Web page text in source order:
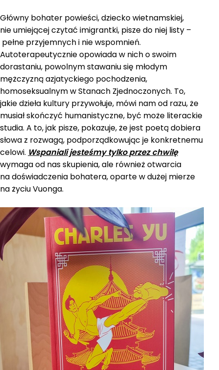
Główny bohater powieści, dziecko wietnamskiej,
nie umiejącej czytać imigrantki, pisze do niej listy –
pełne przyjemnych i nie wspomnień.
Autoterapeutycznie opowiada w nich o swoim
dorastaniu, powolnym stawaniu się młodym
mężczyzną azjatyckiego pochodzenia,
homoseksualnym w Stanach Zjednoczonych. To,
jakie dzieła kultury przywołuje, mówi nam od razu, że
musiał skończyć humanistyczne, być może literackie
studia. A to, jak pisze, pokazuje, że jest poetą dobiera
słowa z rozwagą, podporządkowując je konkretnemu
celowi. Wspaniali jesteśmy tylko przez chwilę
wymaga od nas skupienia, ale również otwarcia
na doświadczenia bohatera, oparte w dużej mierze
na życiu Vuonga.